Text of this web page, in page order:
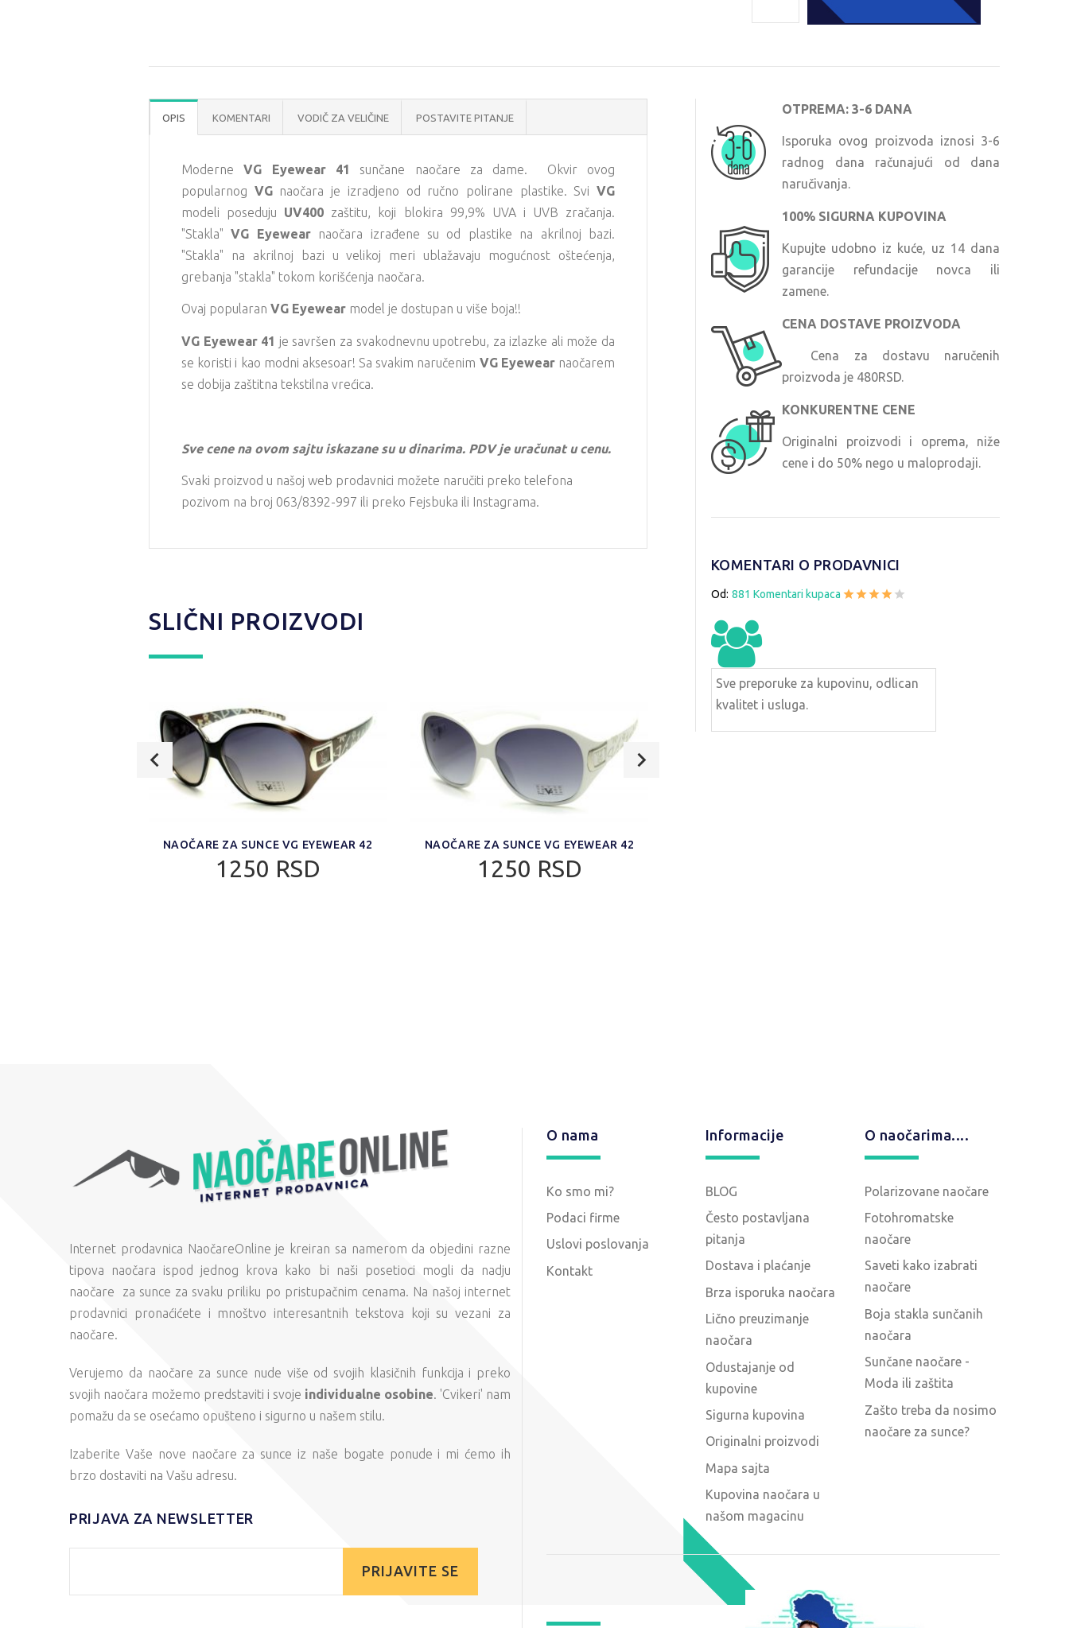
OPIS KOMENTARI VODIČ ZA VELIČINE POSTAVITE PITANJE
ModerneVG Eyewear 41
sunčane naočare za dame. Okvir ovog
popularnog VGnaočara je izradjeno od ručno polirane plastike. SviVG
modeli poseduju UV400 zaštitu, koji blokira 99,9% UVA i UVB zračanja.
"Stakla"VG Eyewearnaočara izrađene su od plastike na akrilnoj bazi.
"Stakla" na akrilnoj bazi u velikoj meri ublažavaju mogućnost oštećenja,
grebanja "stakla" tokom korišćenja naočara.
Ovaj popularan VG Eyewear model je dostupan u više boja!!
VG Eyewear 41 je savršen za svakodnevnu upotrebu, za izlazke ali može da
se koristi i kao modni aksesoar! Sa svakim naručenim VG Eyewearnaočarem
se dobija zaštitna tekstilna vrećica.
Sve cene na ovom sajtu iskazane su u dinarima. PDV je uračunat u cenu.
Svaki proizvod u našoj web prodavnici možete naručiti preko telefona
pozivom na broj 063/8392-997 ili preko Fejsbuka ili Instagrama.
SLIČNI PROIZVODI
NAOČARE ZA SUNCE VG EYEWEAR 42
1250 RSD
NAOČARE ZA SUNCE VG EYEWEAR 42
1250 RSD
OTPREMA: 3-6 DANA
Isporuka ovog proizvoda iznosi 3-6
radnog dana računajući od dana
naručivanja.
100% SIGURNA KUPOVINA
Kupujte udobno iz kuće, uz 14 dana
garancije refundacije novca ili
zamene.
CENA DOSTAVE PROIZVODA
Cena za dostavu naručenih
proizvoda je 480RSD.
KONKURENTNE CENE
Originalni proizvodi i oprema, niže
cene i do 50% nego u maloprodaji.
KOMENTARI O PRODAVNICI
Od: 881 Komentari kupaca
Sve preporuke za kupovinu, odlican
kvalitet i usluga.
Internet prodavnica NaočareOnline je kreiran sa namerom da objedini razne
tipova naočara ispod jednog krova kako bi naši posetioci mogli da nadju
naočare za sunce za svaku priliku po pristupačnim cenama. Na našoj internet
prodavnici pronaćićete i mnoštvo interesantnih tekstova koji su vezani za
naočare.
Verujemo da naočare za sunce nude više od svojih klasičnih funkcija i preko
svojih naočara možemo predstaviti i svoje individualne osobine. 'Cvikeri' nam
pomažu da se osećamo opušteno i sigurno u našem stilu.
Izaberite Vaše nove naočare za sunce iz naše bogate ponude i mi ćemo ih
brzo dostaviti na Vašu adresu.
PRIJAVA ZA NEWSLETTER
PRIJAVITE SE
O nama
Ko smo mi?
Podaci firme
Uslovi poslovanja
Kontakt
Informacije
BLOG
Često postavljana
pitanja
Dostava i plaćanje
Brza isporuka naočara
Lično preuzimanje
naočara
Odustajanje od
kupovine
Sigurna kupovina
Originalni proizvodi
Mapa sajta
Kupovina naočara u
našom magacinu
O naočarima....
Polarizovane naočare
Fotohromatske
naočare
Saveti kako izabrati
naočare
Boja stakla sunčanih
naočara
Sunčane naočare -
Moda ili zaštita
Zašto treba da nosimo
naočare za sunce?